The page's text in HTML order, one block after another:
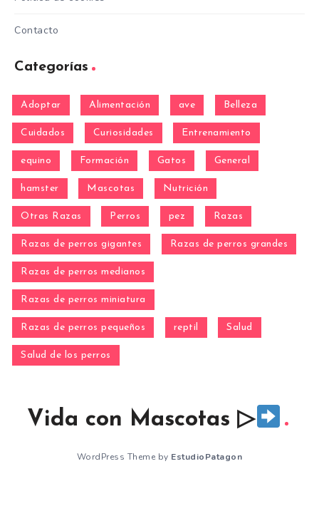
Contacto
Categorías
Adoptar Alimentación ave Belleza
Cuidados Curiosidades Entrenamiento
equino Formación Gatos General
hamster Mascotas Nutrición
Otras Razas Perros pez Razas
Razas de perros gigantes Razas de perros grandes
Razas de perros medianos
Razas de perros miniatura
Razas de perros pequeños reptil Salud
Salud de los perros
Vida con Mascotas ▷
WordPress Theme by EstudioPatagon